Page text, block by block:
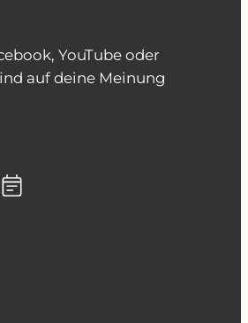
YouTube oder
auf deine Meinung